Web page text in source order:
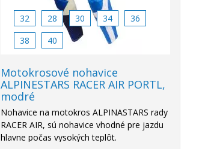
32 28 30 34
36
38
40
Motokrosové nohavice
ALPINESTARS RACER AIR PORTL,
modré
Nohavice na motokros ALPINASTARS rady
RACER AIR, sú nohavice vhodné pre jazdu
hlavne počas vysokých teplôt.